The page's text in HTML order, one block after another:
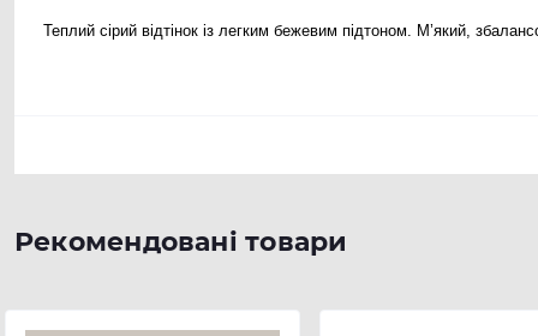
Теплий сірий відтінок із легким бежевим підтоном. М’який,
Рекомендовані товари